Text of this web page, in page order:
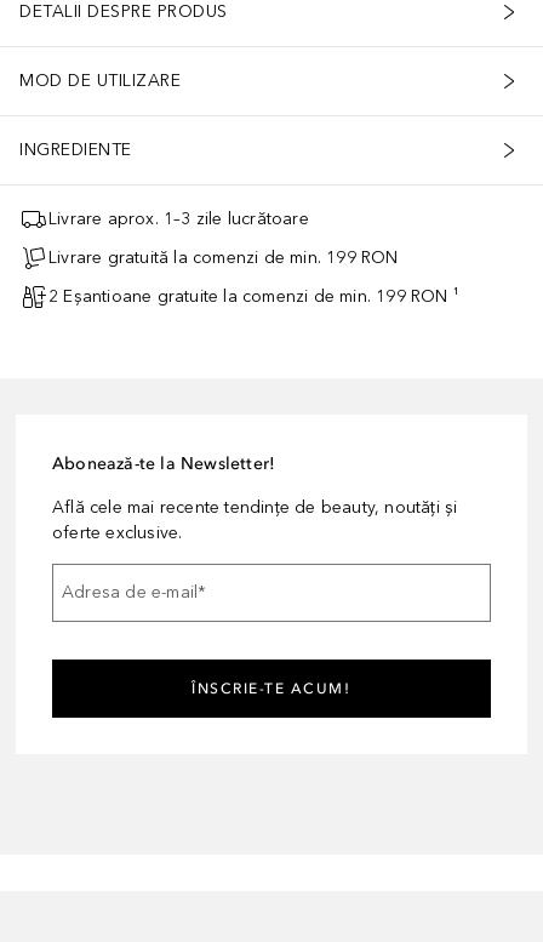
DETALII DESPRE PRODUS
MOD DE UTILIZARE
INGREDIENTE
Livrare aprox. 1–3 zile lucrătoare
Livrare gratuită la comenzi de min. 199 RON
2 Eșantioane gratuite la comenzi de min. 199 RON ¹
Abonează-te la Newsletter!
Află cele mai recente tendințe de beauty, noutăți și
oferte exclusive.
Adresa de e-mail*
ÎNSCRIE-TE ACUM!